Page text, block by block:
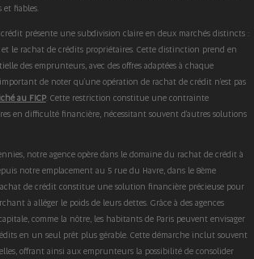
et fiables.
présente une subdivision claire en deux marchés distincts :
le rachat de crédits propriétaires. Cette distinction prend en
des emprunteurs, avec des offres adaptées à chaque
de noter qu'une opération de rachat de crédit n'est pas
au FICP. Cette restriction constitue une contrainte
en difficulté financière, nécessitant souvent d'autres solutions
notre agence opère dans le domaine du rachat de crédit à
notre emplacement au 5 rue du Havre, dans le 8ème
de crédit constitue une solution financière précieuse pour
à alléger le poids de leurs dettes. Grâce à des agences
comme la nôtre, les habitants de Paris peuvent envisager
en un seul prêt plus gérable. Cette démarche inclut souvent
offrant ainsi aux emprunteurs la possibilité de consolider